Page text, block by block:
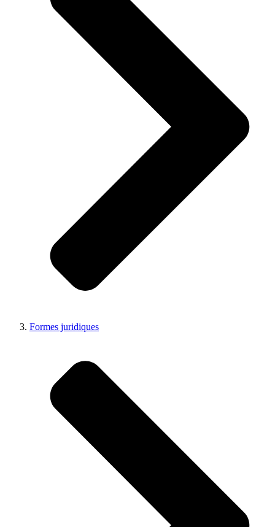
Formes juridiques